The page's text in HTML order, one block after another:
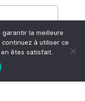
garantir la meilleure
à utiliser ce
êtes satisfait.